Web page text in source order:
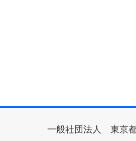
一般社団法人 東京